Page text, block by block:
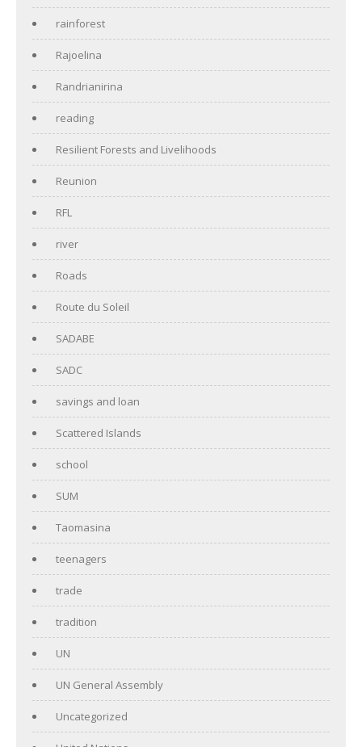
rainforest
Rajoelina
Randrianirina
reading
Resilient Forests and Livelihoods
Reunion
RFL
river
Roads
Route du Soleil
SADABE
SADC
savings and loan
Scattered Islands
school
SUM
Taomasina
teenagers
trade
tradition
UN
UN General Assembly
Uncategorized